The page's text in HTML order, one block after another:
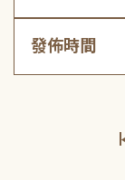
發佈時間